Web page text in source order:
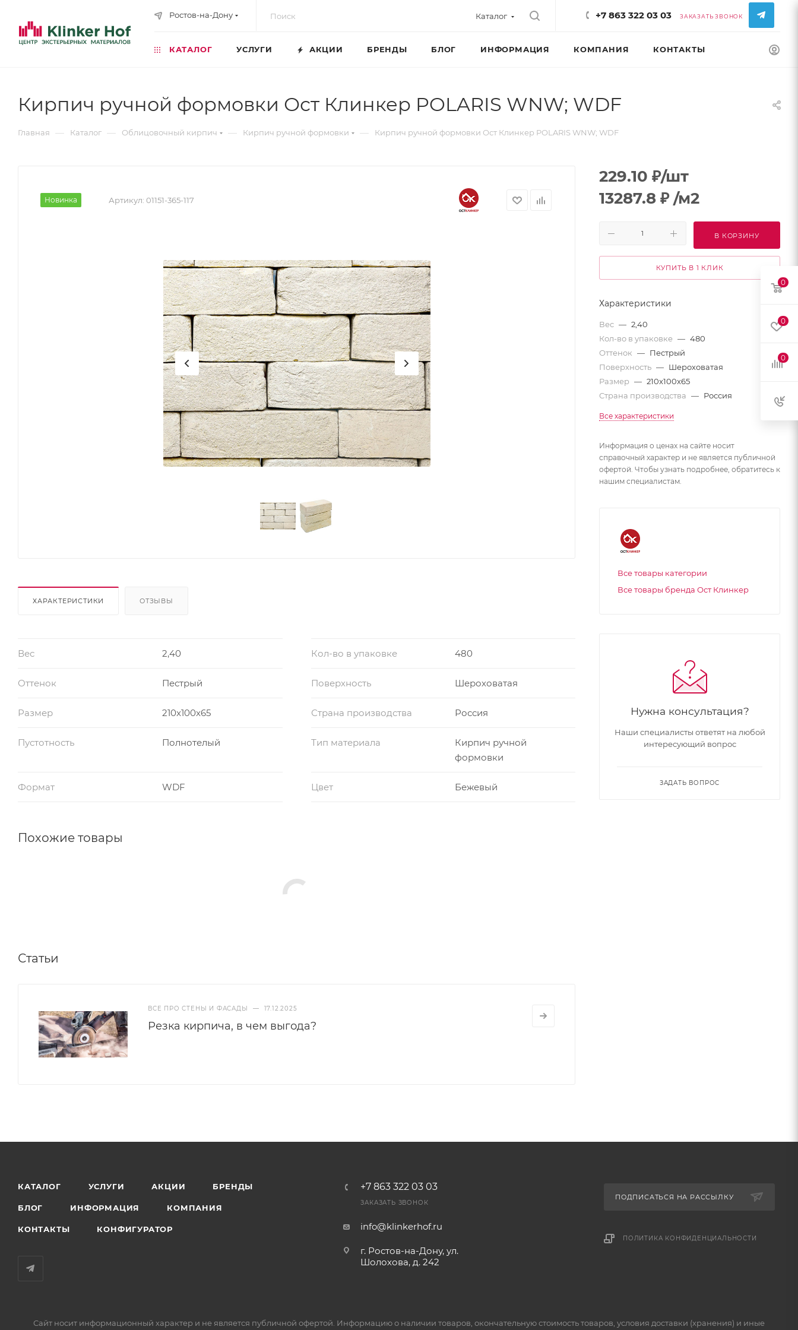
Ростов-на-Дону Каталог +7 863 322 03 03 ЗАКАЗАТЬ ЗВОНОК
КАТАЛОГ УСЛУГИ АКЦИИ БРЕНДЫ БЛОГ ИНФОРМАЦИЯ КОМПАНИЯ КОНТАКТЫ
Кирпич ручной формовки Ост Клинкер POLARIS WNW; WDF
Главная — Каталог — Облицовочный кирпич — Кирпич ручной формовки — Кирпич ручной формовки Ост Клинкер POLARIS WNW; WDF
Новинка Артикул: 01151-365-117
ХАРАКТЕРИСТИКИ ОТЗЫВЫ
Вес 2,40 Кол-во в упаковке 480
Оттенок Пестрый Поверхность Шероховатая
Размер 210x100x65 Страна производства Россия
Пустотность Полнотелый Тип материала
Кирпич ручной
формовки
Формат WDF Цвет Бежевый
Похожие товары
Статьи
ВСЕ ПРО СТЕНЫ И ФАСАДЫ — 17.12.2025
Резка кирпича, в чем выгода?
229.10 ₽/шт
13287.8 ₽ /м2
В КОРЗИНУ
КУПИТЬ В 1 КЛИК
Характеристики
Вес — 2,40
Кол-во в упаковке — 480
Оттенок — Пестрый
Поверхность — Шероховатая
Размер — 210x100x65
Страна производства — Россия
Все характеристики
Информация о ценах на сайте носит
справочный характер и не является публичной
офертой. Чтобы узнать подробнее, обратитесь к
нашим специалистам.
Все товары категории
Все товары бренда Ост Клинкер
Нужна консультация?
Наши специалисты ответят на любой
интересующий вопрос
ЗАДАТЬ ВОПРОС
КАТАЛОГ УСЛУГИ АКЦИИ БРЕНДЫ
БЛОГ ИНФОРМАЦИЯ КОМПАНИЯ
КОНТАКТЫ КОНФИГУРАТОР
+7 863 322 03 03
ЗАКАЗАТЬ ЗВОНОК
info@klinkerhof.ru
г. Ростов-на-Дону, ул.
Шолохова, д. 242
ПОДПИСАТЬСЯ НА РАССЫЛКУ
ПОЛИТИКА КОНФИДЕНЦИАЛЬНОСТИ
Сайт носит информационный характер и не является публичной офертой. Информацию о наличии товаров, окончательную стоимость товаров, условия доставки (хранения) и иные
0
0
0